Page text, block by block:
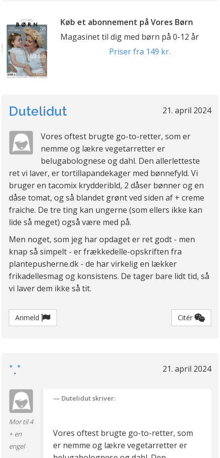
Køb et abonnement på Vores Børn
Magasinet til dig med børn på 0-12 år
Priser fra 149 kr.
21. april 2024
Dutelidut
Vores oftest brugte go-to-retter, som er
nemme og lækre vegetarretter er
belugabolognese og dahl. Den allerletteste
ret vi laver, er tortillapandekager med bønnefyld. Vi
bruger en tacomix krydderibld, 2 dåser bønner og en
dåse tomat, og så blandet grønt ved siden af + creme
fraiche. De tre ting kan ungerne (som ellers ikke kan
lide så meget) også være med på.
Men noget, som jeg har opdaget er ret godt - men
knap så simpelt - er frækkedelle-opskriften fra
plantepusherne.dk - de har virkelig en lækker
frikadellesmag og konsistens. De tager bare lidt tid, så
vi laver dem ikke så tit.
Anmeld Citér
21. april 2024
*.*
Mor til 4
+ en
engel
Dutelidut skriver:
Vores oftest brugte go-to-retter, som
er nemme og lækre vegetarretter er